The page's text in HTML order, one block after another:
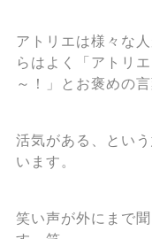
アトリエは様々な
らはよく「アトリ
～！」とお褒めの
活気がある、とい
います。
笑い声が外にまで